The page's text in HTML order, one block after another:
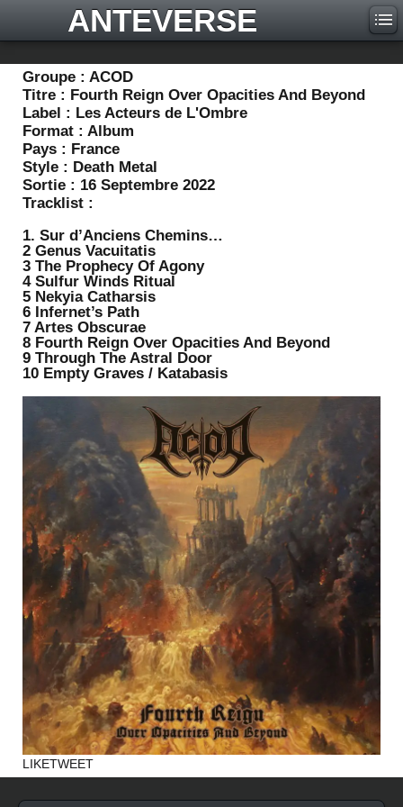
ANTEVERSE
Groupe : ACOD
Titre : Fourth Reign Over Opacities And Beyond
Label : Les Acteurs de L'Ombre
Format : Album
Pays : France
Style : Death Metal
Sortie : 16 Septembre 2022
Tracklist :
1. Sur d’Anciens Chemins…
2 Genus Vacuitatis
3 The Prophecy Of Agony
4 Sulfur Winds Ritual
5 Nekyia Catharsis
6 Infernet’s Path
7 Artes Obscurae
8 Fourth Reign Over Opacities And Beyond
9 Through The Astral Door
10 Empty Graves / Katabasis
LIKETWEET